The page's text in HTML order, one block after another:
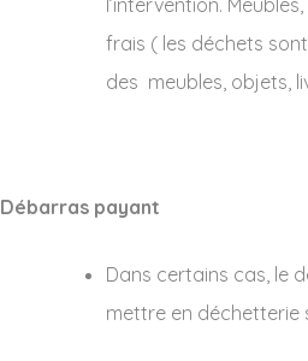
l’intervention.
frais ( les déchets
des meubles, objets,
Débarras payant
Dans certains cas, le
mettre en déchetterie